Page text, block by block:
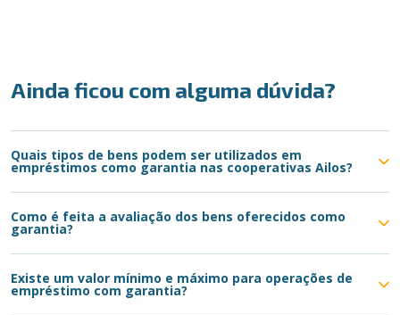
Ainda ficou com alguma dúvida?
Quais tipos de bens podem ser utilizados em
empréstimos como garantia nas cooperativas Ailos?
Como é feita a avaliação dos bens oferecidos como
garantia?
Existe um valor mínimo e máximo para operações de
empréstimo com garantia?